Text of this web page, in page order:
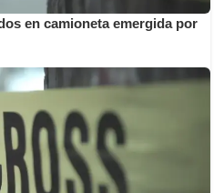
en camioneta emergida por